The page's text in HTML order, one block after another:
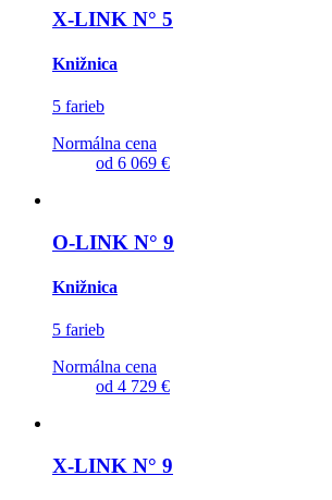
X-LINK N° 5
Knižnica
5 farieb
Normálna cena
od 6 069 €
O-LINK N° 9
Knižnica
5 farieb
Normálna cena
od 4 729 €
X-LINK N° 9